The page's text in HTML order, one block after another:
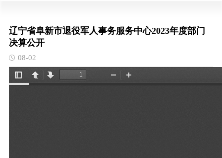
辽宁省阜新市退役军人事务服务中心2023年度部门
决算公开
08-02